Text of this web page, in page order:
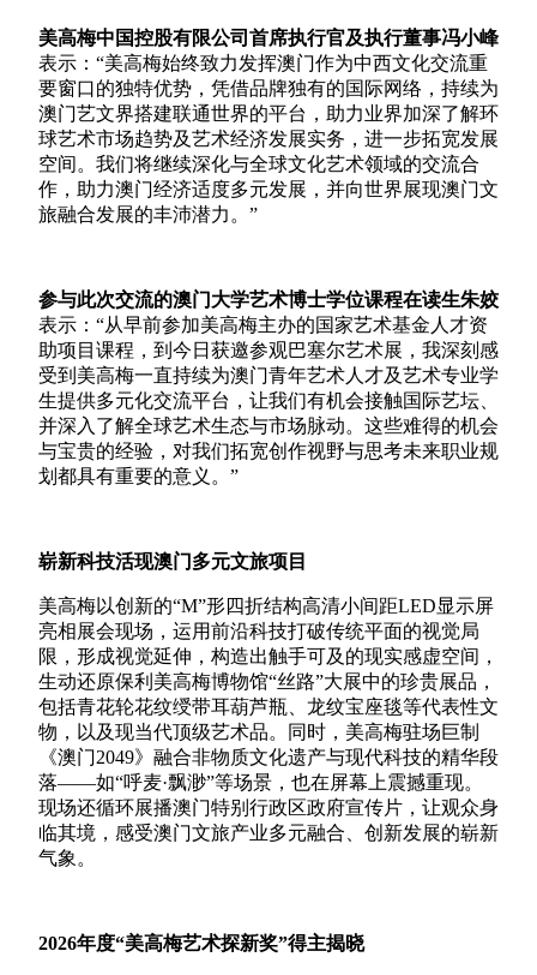
美高梅中国控股有限公司首席执行官及执行董事冯小峰
表示：“美高梅始终致力发挥澳门作为中西文化交流重
要窗口的独特优势，凭借品牌独有的国际网络，持续为
澳门艺文界搭建联通世界的平台，助力业界加深了解环
球艺术市场趋势及艺术经济发展实务，进一步拓宽发展
空间。我们将继续深化与全球文化艺术领域的交流合
作，助力澳门经济适度多元发展，并向世界展现澳门文
旅融合发展的丰沛潜力。”
参与此次交流的澳门大学艺术博士学位课程在读生朱姣
表示：“从早前参加美高梅主办的国家艺术基金人才资
助项目课程，到今日获邀参观巴塞尔艺术展，我深刻感
受到美高梅一直持续为澳门青年艺术人才及艺术专业学
生提供多元化交流平台，让我们有机会接触国际艺坛、
并深入了解全球艺术生态与市场脉动。这些难得的机会
与宝贵的经验，对我们拓宽创作视野与思考未来职业规
划都具有重要的意义。”
崭新科技活现澳门多元文旅项目
美高梅以创新的“M”形四折结构高清小间距LED显示屏
亮相展会现场 ，运用前沿科技打破传统平面的视觉局
限，形成视觉延伸，构造出触手可及的现实感虚空间 ，
生动还原保利美高梅博物馆“丝路”大展中的珍贵展品，
包括青花轮花纹绶带耳葫芦瓶、龙纹宝座毯等代表性文
物，以及现当代顶级艺术品。同时，美高梅驻场巨制
《澳门2049》融合非物质文化遗产与现代科技的精华段
落——如“呼麦·飘渺”等场景，也在屏幕上震撼重现。
现场还循环展播澳门特别行政区政府宣传片，让观众身
临其境，感受澳门文旅产业多元融合、创新发展的崭新
气象。
2026年度“美高梅艺术探新奖”得主揭晓